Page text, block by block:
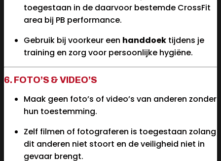
toegestaan in de daarvoor bestemde CrossFit
area bij PB performance.
Gebruik bij voorkeur een handdoek tijdens je
training en zorg voor persoonlijke hygiëne.
6. FOTO’S & VIDEO’S
Maak geen foto’s of video’s van anderen zonder
hun toestemming.
Zelf filmen of fotograferen is toegestaan zolang
dit anderen niet stoort en de veiligheid niet in
gevaar brengt.